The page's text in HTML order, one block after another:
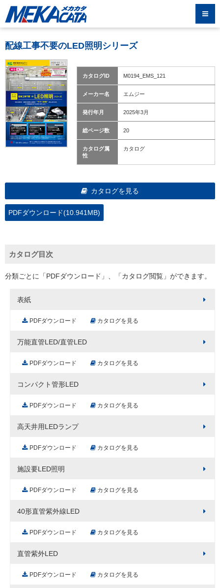
配線工事不要のLED照明シリーズ
カタログID M0194_EMS_121
メーカー名 エムジー
発行年月 2025年3月
総ページ数 20
カタログ属
性
カタログ
カタログを見る
PDFダウンロード(10.941MB)
カタログ目次
分類ごとに「PDFダウンロード」、「カタログ閲覧」ができます。
表紙
PDFダウンロード カタログを見る
万能直管LED/直管LED
PDFダウンロード カタログを見る
コンパクト管形LED
PDFダウンロード カタログを見る
高天井用LEDランプ
PDFダウンロード カタログを見る
施設要LED照明
PDFダウンロード カタログを見る
40形直管紫外線LED
PDFダウンロード カタログを見る
直管紫外LED
PDFダウンロード カタログを見る